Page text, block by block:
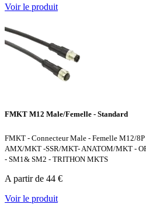
Voir le produit
FMKT M12 Male/Femelle - Standard
FMKT - Connecteur Male - Femelle M12/
AMX/MKT -SSR/MKT- ANATOM/MKT -
- SM1& SM2 - TRITHON MKTS
A partir de 44 €
Voir le produit